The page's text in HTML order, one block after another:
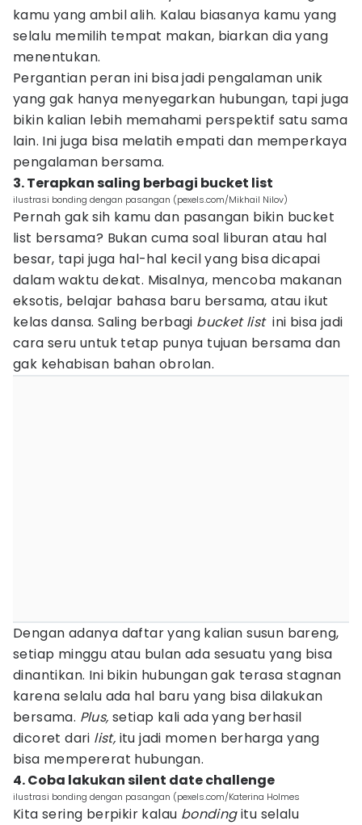
kamu yang ambil alih. Kalau biasanya kamu yang
selalu memilih tempat makan, biarkan dia yang
menentukan.
Pergantian peran ini bisa jadi pengalaman unik
yang gak hanya menyegarkan hubungan, tapi juga
bikin kalian lebih memahami perspektif satu sama
lain. Ini juga bisa melatih empati dan memperkaya
pengalaman bersama.
3. Terapkan saling berbagi bucket list
ilustrasi bonding dengan pasangan (pexels.com/Mikhail Nilov)
Pernah gak sih kamu dan pasangan bikin bucket
list bersama? Bukan cuma soal liburan atau hal
besar, tapi juga hal-hal kecil yang bisa dicapai
dalam waktu dekat. Misalnya, mencoba makanan
eksotis, belajar bahasa baru bersama, atau ikut
kelas dansa. Saling berbagi bucket list ini bisa jadi
cara seru untuk tetap punya tujuan bersama dan
gak kehabisan bahan obrolan.
Dengan adanya daftar yang kalian susun bareng,
setiap minggu atau bulan ada sesuatu yang bisa
dinantikan. Ini bikin hubungan gak terasa stagnan
karena selalu ada hal baru yang bisa dilakukan
bersama. Plus, setiap kali ada yang berhasil
dicoret dari list, itu jadi momen berharga yang
bisa mempererat hubungan.
4. Coba lakukan silent date challenge
ilustrasi bonding dengan pasangan (pexels.com/Katerina Holmes
Kita sering berpikir kalau bondingitu selalu